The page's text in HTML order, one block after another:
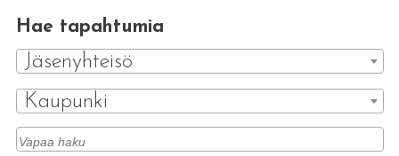
Hae tapahtumia
Jäsenyhteisö
Kaupunki